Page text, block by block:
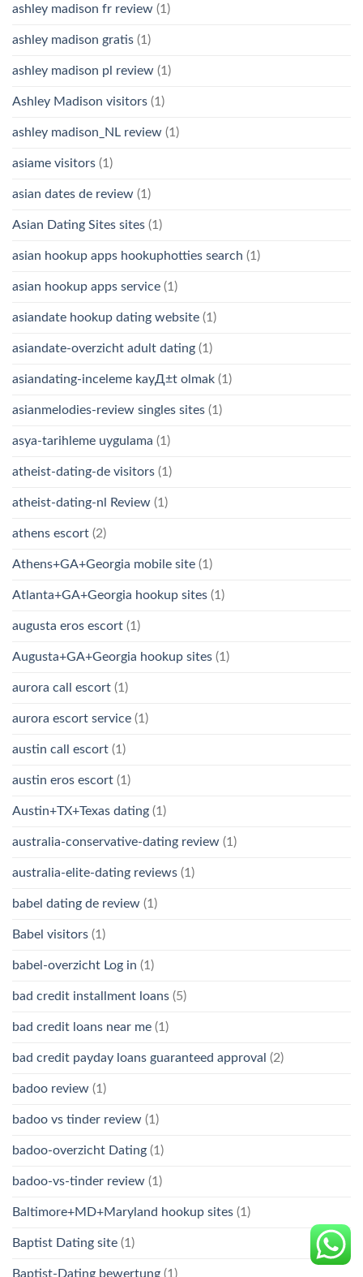
ashley madison fr review (1)
ashley madison gratis (1)
ashley madison pl review (1)
Ashley Madison visitors (1)
ashley madison_NL review (1)
asiame visitors (1)
asian dates de review (1)
Asian Dating Sites sites (1)
asian hookup apps hookuphotties search (1)
asian hookup apps service (1)
asiandate hookup dating website (1)
asiandate-overzicht adult dating (1)
asiandating-inceleme kayД±t olmak (1)
asianmelodies-review singles sites (1)
asya-tarihleme uygulama (1)
atheist-dating-de visitors (1)
atheist-dating-nl Review (1)
athens escort (2)
Athens+GA+Georgia mobile site (1)
Atlanta+GA+Georgia hookup sites (1)
augusta eros escort (1)
Augusta+GA+Georgia hookup sites (1)
aurora call escort (1)
aurora escort service (1)
austin call escort (1)
austin eros escort (1)
Austin+TX+Texas dating (1)
australia-conservative-dating review (1)
australia-elite-dating reviews (1)
babel dating de review (1)
Babel visitors (1)
babel-overzicht Log in (1)
bad credit installment loans (5)
bad credit loans near me (1)
bad credit payday loans guaranteed approval (2)
badoo review (1)
badoo vs tinder review (1)
badoo-overzicht Dating (1)
badoo-vs-tinder review (1)
Baltimore+MD+Maryland hookup sites (1)
Baptist Dating site (1)
Baptist-Dating bewertung (1)